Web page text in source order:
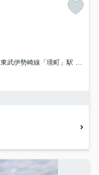
東武伊勢崎線「境町」駅 徒歩60分